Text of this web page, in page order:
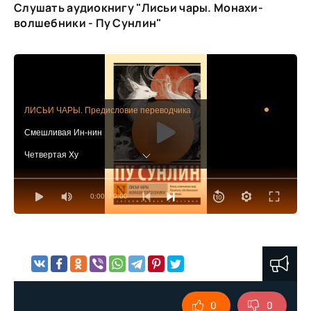
Слушать аудиокнигу "Лисьи чары. Монахи-
волшебники - Пу Сунлин"
0:00 / 0:00
ЛИСЬИ ЧАРЫ. Предисловие переводчика
Смешливая Ин-нин
Четвертая Ху
Лис выдает дочь замуж
Товарищ пьяницы
Лисий сон
0 0